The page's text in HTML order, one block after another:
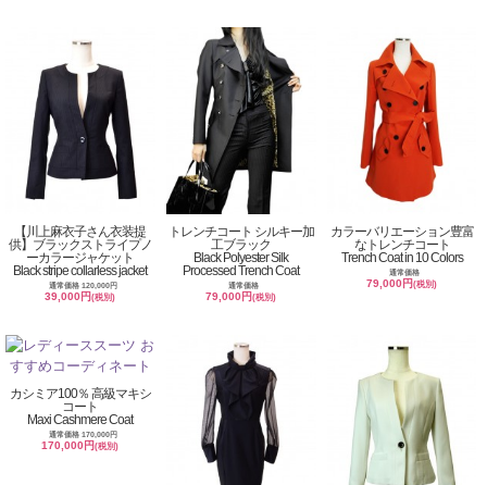
【川上麻衣子さん衣装提
供】ブラックストライプノ
ーカラージャケット
Black stripe collarless jacket
通常価格 120,000円
39,000円(税別)
トレンチコート シルキー加
工ブラック
Black Polyester Silk
Processed Trench Coat
通常価格
79,000円(税別)
カラーバリエーション豊富
なトレンチコート
Trench Coat in 10 Colors
通常価格
79,000円(税別)
カシミア100％ 高級マキシ
コート
Maxi Cashmere Coat
通常価格 170,000円
170,000円(税別)